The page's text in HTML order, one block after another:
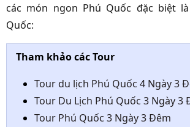
các món ngon Phú Quốc đặc biệt
Quốc:
Tham khảo các Tour
Tour du lịch Phú Quốc 4 Ngày 3
Tour Du Lịch Phú Quốc 3 Ngày 3
Tour Phú Quốc 3 Ngày 3 Đêm